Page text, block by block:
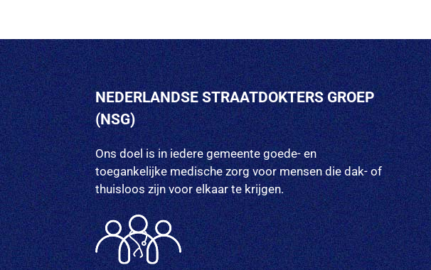
NEDERLANDSE STRAATDOKTERS GROEP
(NSG)
Ons doel is in iedere gemeente goede- en
toegankelijke medische zorg voor mensen die dak- of
thuisloos zijn voor elkaar te krijgen.